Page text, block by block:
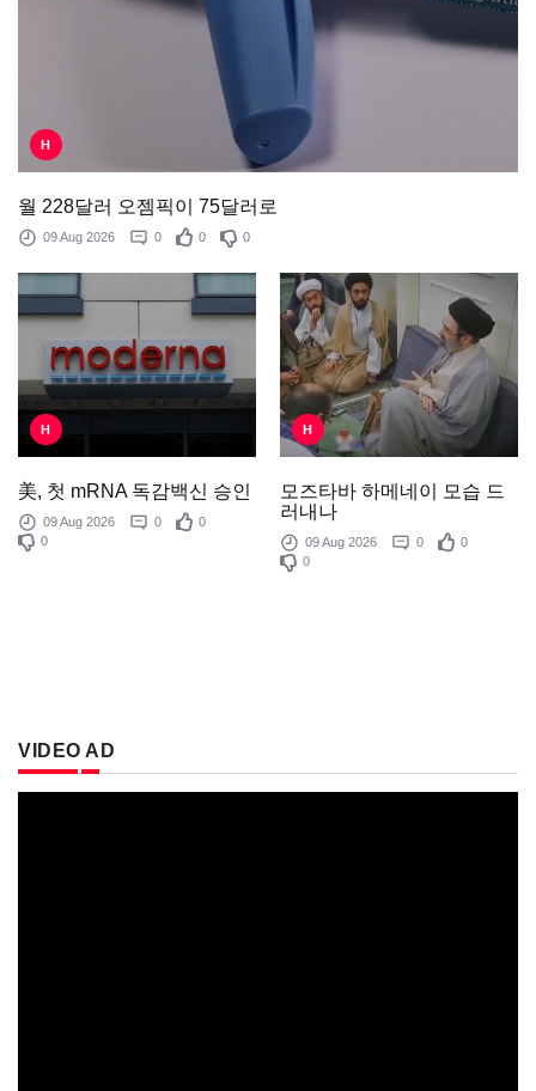
H
월 228달러 오젬픽이 75달러로
09 Aug 2026 0 0 0
H
美, 첫 mRNA 독감백신 승인
09 Aug 2026 0
0
0
H
모즈타바 하메네이 모습 드
러내나
09 Aug 2026 0
0
0
VIDEO AD